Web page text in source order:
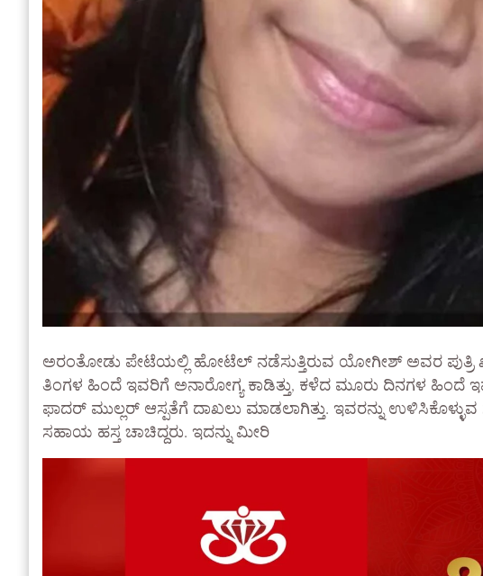
ಅರಂತೋಡು ಪೇಟೆಯಲ್ಲಿ ಹೋಟೆಲ್ ನಡೆಸುತ್ತಿರುವ ಯೋಗೀಶ್ ಅವರ ಪುತ್ರಿ
ತಿಂಗಳ ಹಿಂದೆ ಇವರಿಗೆ ಅನಾರೋಗ್ಯ ಕಾಡಿತ್ತು, ಕಳೆದ ಮೂರು ದಿನಗಳ ಹಿಂದೆ
ಫಾದರ್ ಮುಲ್ಲರ್ ಆಸ್ಪತೆಗೆ ದಾಖಲು ಮಾಡಲಾಗಿತ್ತು. ಇವರನ್ನು ಉಳಿಸಿಕೊಳ್ಳುವ
ಸಹಾಯ ಹಸ್ತ ಚಾಚಿದ್ದರು. ಇದನ್ನು ಮೀರಿ